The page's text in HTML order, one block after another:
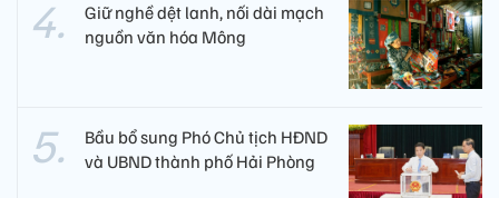
Giữ nghề dệt lanh, nối dài mạch
nguồn văn hóa Mông
Bầu bổ sung Phó Chủ tịch HĐND
và UBND thành phố Hải Phòng